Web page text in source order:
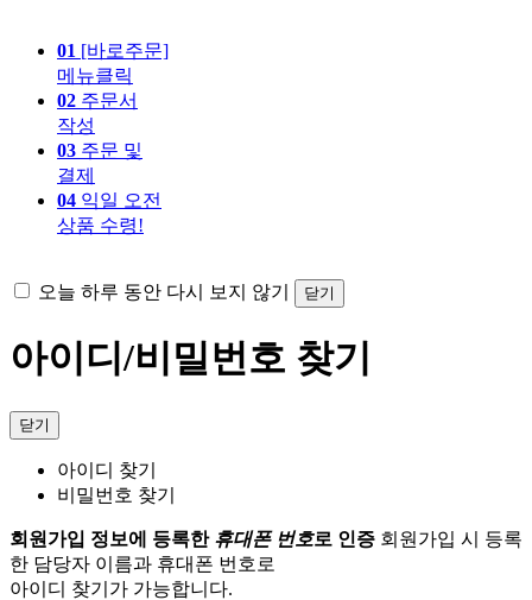
01 [바로주문]
메뉴클릭
02 주문서
작성
03 주문 및
결제
04 익일 오전
상품 수령!
오늘 하루 동안 다시 보지 않기 닫기
아이디/비밀번호 찾기
닫기
아이디 찾기
비밀번호 찾기
회원가입 정보에 등록한 휴대폰 번호로 인증 회원가입 시 등록
한 담당자 이름과 휴대폰 번호로
아이디 찾기가 가능합니다.